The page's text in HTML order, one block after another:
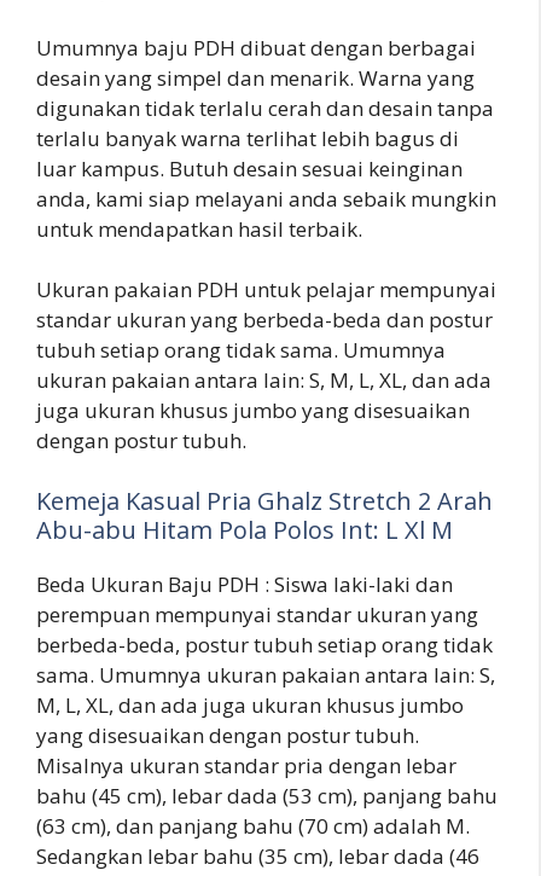
Umumnya baju PDH dibuat dengan berbagai
desain yang simpel dan menarik. Warna yang
digunakan tidak terlalu cerah dan desain tanpa
terlalu banyak warna terlihat lebih bagus di
luar kampus. Butuh desain sesuai keinginan
anda, kami siap melayani anda sebaik mungkin
untuk mendapatkan hasil terbaik.
Ukuran pakaian PDH untuk pelajar mempunyai
standar ukuran yang berbeda-beda dan postur
tubuh setiap orang tidak sama. Umumnya
ukuran pakaian antara lain: S, M, L, XL, dan ada
juga ukuran khusus jumbo yang disesuaikan
dengan postur tubuh.
Kemeja Kasual Pria Ghalz Stretch 2 Arah
Abu-abu Hitam Pola Polos Int: L Xl M
Beda Ukuran Baju PDH : Siswa laki-laki dan
perempuan mempunyai standar ukuran yang
berbeda-beda, postur tubuh setiap orang tidak
sama. Umumnya ukuran pakaian antara lain: S,
M, L, XL, dan ada juga ukuran khusus jumbo
yang disesuaikan dengan postur tubuh.
Misalnya ukuran standar pria dengan lebar
bahu (45 cm), lebar dada (53 cm), panjang bahu
(63 cm), dan panjang bahu (70 cm) adalah M.
Sedangkan lebar bahu (35 cm), lebar dada (46